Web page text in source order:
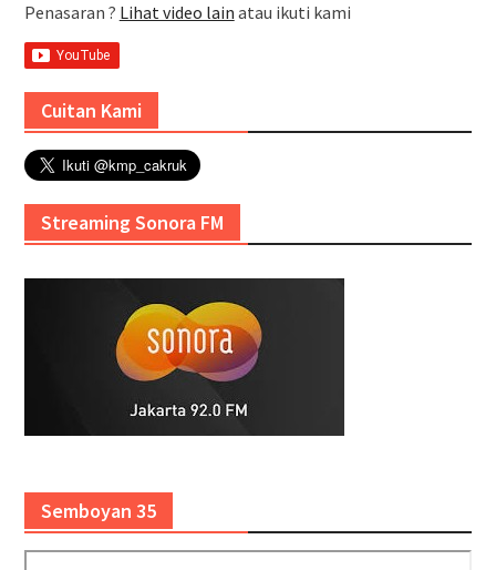
Penasaran ? Lihat video lain atau ikuti kami
Cuitan Kami
Streaming Sonora FM
Semboyan 35